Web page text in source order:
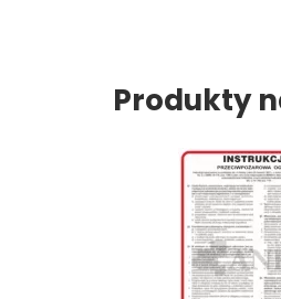
Produkty